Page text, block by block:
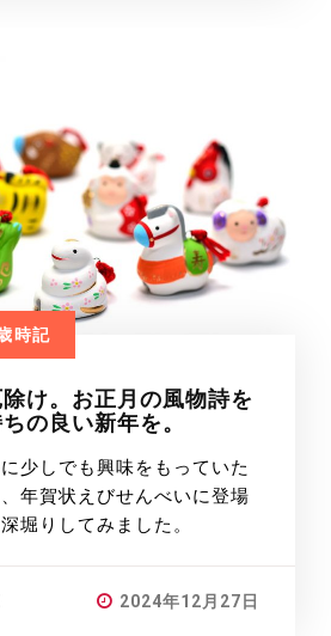
時記
け。お正月の風物詩を
の良い新年を。
少しでも興味をもっていた
年賀状えびせんべいに登場
堀りしてみました。
2024年12月27日